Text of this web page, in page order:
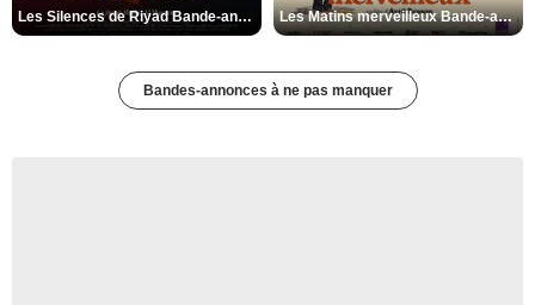
Les Silences de Riyad Bande-annonce VO STFR Les Matins merveilleux Bande-annonce VF
Bandes-annonces à ne pas manquer